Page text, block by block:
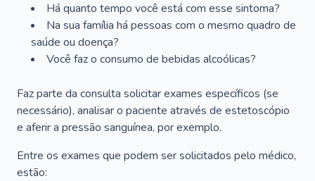
Há quanto tempo você está com esse sintoma?
Na sua família há pessoas com o mesmo quadro de
saúde ou doença?
Você faz o consumo de bebidas alcoólicas?
Faz parte da consulta solicitar exames específicos (se
necessário), analisar o paciente através de estetoscópio
e aferir a pressão sanguínea, por exemplo.
Entre os exames que podem ser solicitados pelo médico,
estão: